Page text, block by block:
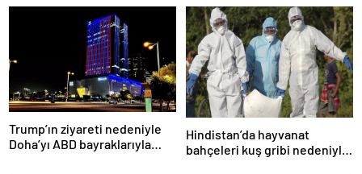
Trump’ın ziyareti nedeniyle
Doha’yı ABD bayraklarıyla
Hindistan’da hayvanat
bahçeleri kuş gribi nedeniyle